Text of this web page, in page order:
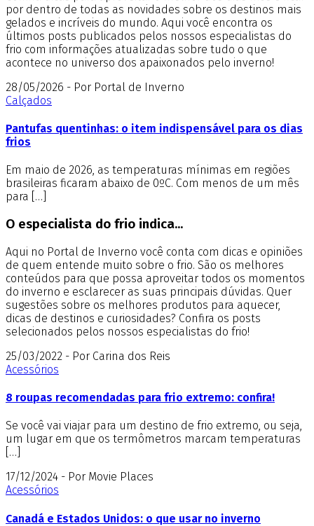
por dentro de todas as novidades sobre os destinos mais
gelados e incríveis do mundo. Aqui você encontra os
últimos posts publicados pelos nossos especialistas do
frio com informações atualizadas sobre tudo o que
acontece no universo dos apaixonados pelo inverno!
28/05/2026 - Por Portal de Inverno
Calçados
Pantufas quentinhas: o item indispensável para os dias
frios
Em maio de 2026, as temperaturas mínimas em regiões
brasileiras ficaram abaixo de 0ºC. Com menos de um mês
para […]
O especialista do frio indica...
Aqui no Portal de Inverno você conta com dicas e opiniões
de quem entende muito sobre o frio. São os melhores
conteúdos para que possa aproveitar todos os momentos
do inverno e esclarecer as suas principais dúvidas. Quer
sugestões sobre os melhores produtos para aquecer,
dicas de destinos e curiosidades? Confira os posts
selecionados pelos nossos especialistas do frio!
25/03/2022 - Por Carina dos Reis
Acessórios
8 roupas recomendadas para frio extremo: confira!
Se você vai viajar para um destino de frio extremo, ou seja,
um lugar em que os termômetros marcam temperaturas
[…]
17/12/2024 - Por Movie Places
Acessórios
Canadá e Estados Unidos: o que usar no inverno